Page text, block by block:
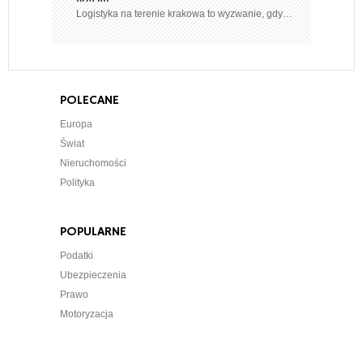
Logistyka na terenie krakowa to wyzwanie, gdy…
POLECANE
Europa
Świat
Nieruchomości
Polityka
POPULARNE
Podatki
Ubezpieczenia
Prawo
Motoryzacja